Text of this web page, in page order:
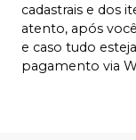
cadastrais e dos
atento, após
e caso tudo
pagamento via